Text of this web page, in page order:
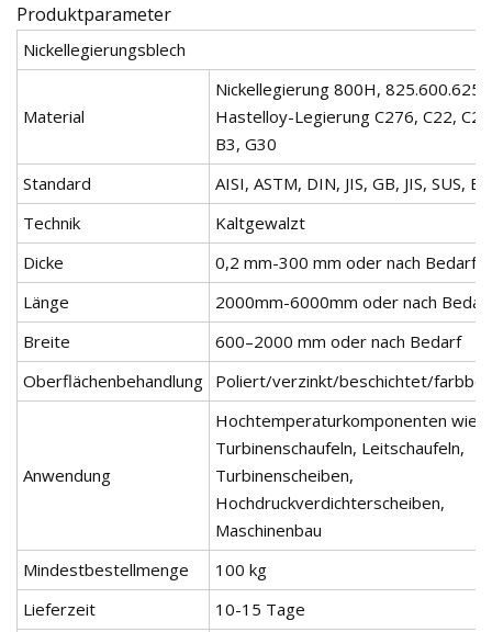
Produktparameter
Nickellegierungsblech
Material
Nickellegierung 800H,
Hastelloy-Legierung C276, C22,
B3, G30
Standard
AISI, ASTM, DIN, JIS, GB, JIS, SUS,
Technik
Kaltgewalzt
Dicke
0,2 mm-300 mm oder nach Bedarf
Länge
2000mm-6000mm oder nach Bedarf
Breite
600–2000 mm oder nach Bedarf
Oberflächenbehandlung Poliert/verzinkt/beschichtet/
Anwendung
Hochtemperaturkomponenten wie
Turbinenschaufeln, Leitschaufeln,
Turbinenscheiben,
Hochdruckverdichterscheiben,
Maschinenbau
Mindestbestellmenge
100 kg
Lieferzeit
10-15 Tage